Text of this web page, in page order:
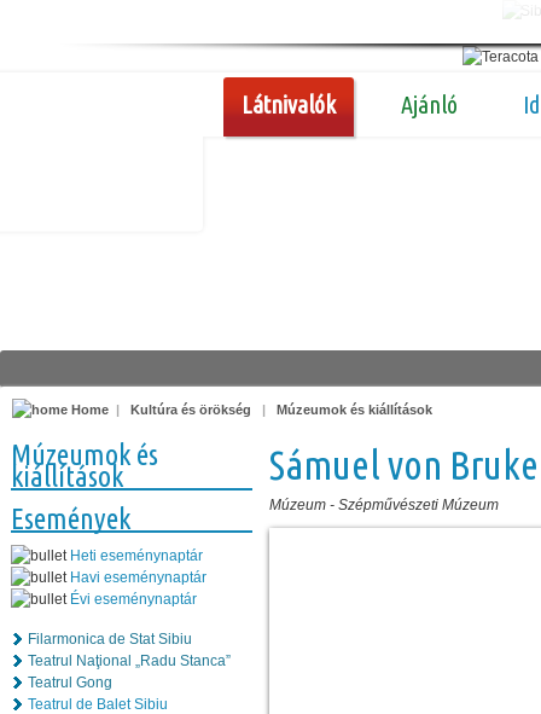
Látnivalók Ajánló
Home | Kultúra és örökség | Múzeumok és kiállítások
Múzeumok és
kiállítások
Események
Heti eseménynaptár
Havi eseménynaptár
Évi eseménynaptár
Filarmonica de Stat Sibiu
Teatrul Naţional „Radu Stanca”
Teatrul Gong
Teatrul de Balet Sibiu
Sámuel von
Múzeum - Szépművészeti Múzeum